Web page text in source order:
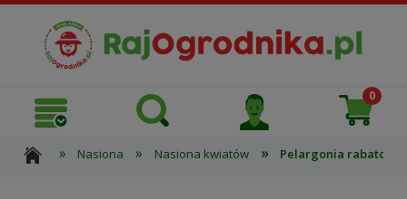
» Nasiona » Nasiona kwiatów » Pelargonia rabatowa